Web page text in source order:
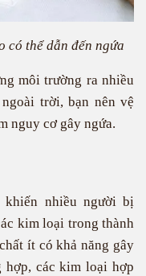
có thể dẫn đến ngứa
môi trường ra nhiều
trời, bạn nên vệ
nguy cơ gây ngứa.
khiến nhiều người bị
kim loại trong thành
ít có khả năng gây
hợp, các kim loại hợp